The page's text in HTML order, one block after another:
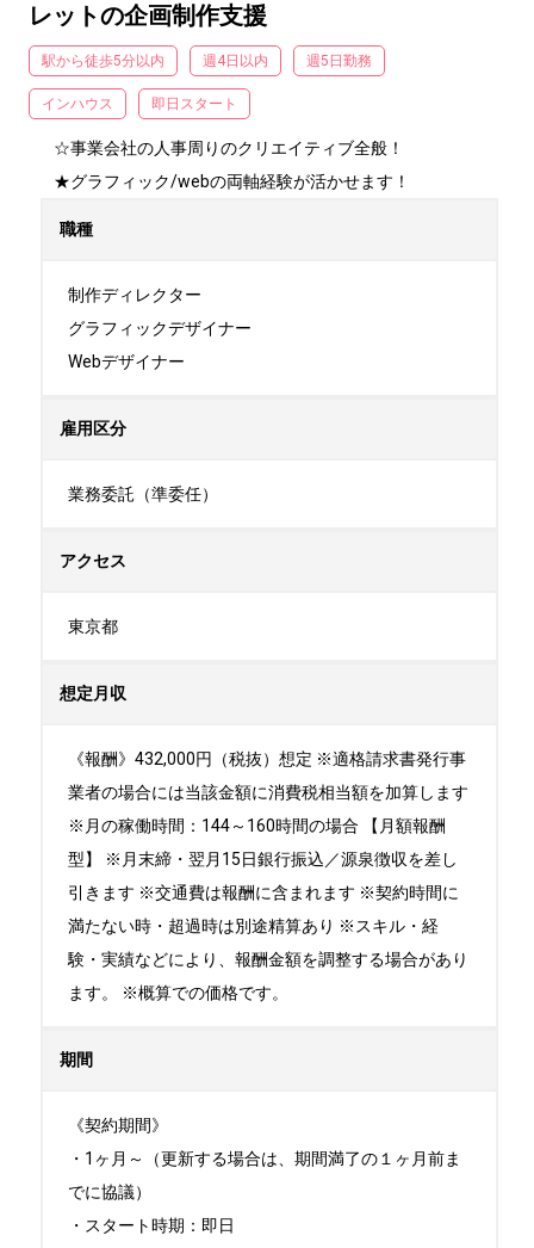
レットの企画制作支援
駅から徒歩5分以内 週4日以内 週5日勤務
インハウス 即日スタート
☆事業会社の人事周りのクリエイティブ全般！
★グラフィック/webの両軸経験が活かせます！
職種
制作ディレクター
グラフィックデザイナー
Webデザイナー
雇用区分
業務委託（準委任）
アクセス
東京都
想定月収
《報酬》432,000円（税抜）想定 ※適格請求書発行事
業者の場合には当該金額に消費税相当額を加算します
※月の稼働時間：144～160時間の場合 【月額報酬
型】 ※月末締・翌月15日銀行振込／源泉徴収を差し
引きます ※交通費は報酬に含まれます ※契約時間に
満たない時・超過時は別途精算あり ※スキル・経
験・実績などにより、報酬金額を調整する場合があり
ます。 ※概算での価格です。
期間
《契約期間》
・1ヶ月～（更新する場合は、期間満了の１ヶ月前ま
でに協議）
・スタート時期：即日